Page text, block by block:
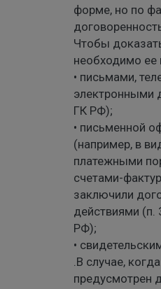
форме, но по
Чтобы
необходимо ее
• письмами,
электронными
ГК РФ);
• письменной
(например, в
платежными
счетами-
заключили
действиями (п.
РФ);
•
.В случае,
предусмотрен